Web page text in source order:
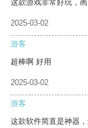
这款游戏非常好玩，画
2025-03-02
游客
超棒啊 好用
2025-03-02
游客
这款软件简直是神器，